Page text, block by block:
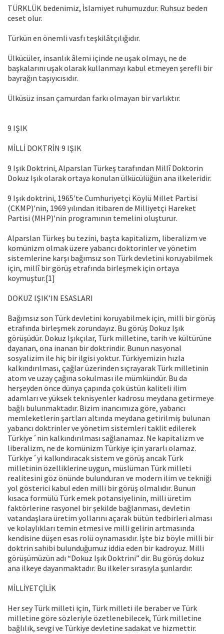
TÜRKLÜK bedenimiz, İslamiyet ruhumuzdur. Ruhsuz beden
ceset olur.
Türkün en önemli vasfı teşkilâtçılığıdır.
Ülkücüler, insanlık âlemi içinde ne uşak olmayı, ne de
başkalarını uşak olarak kullanmayı kabul etmeyen şerefli bir
bayrağın taşıyıcısıdır.
Ülküsüz insan çamurdan farkı olmayan bir varlıktır.
9 IŞIK
MİLLİ DOKTRİN 9 IŞIK
9 Işık Doktrini, Alparslan Türkeş tarafından Millî Doktorin
Dokuz Işık olarak ortaya konulan ülkücülüğün ana ilkeleridir.
9 Işık doktrini, 1965'te Cumhuriyetçi Köylü Millet Partisi
(CKMP)'nin, 1969 yılından itibaren de Milliyetçi Hareket
Partisi (MHP)'nin programının temelini oluşturur.
Alparslan Türkeş bu tezini, başta kapitalizm, liberalizm ve
komünizm olmak üzere yabancı doktorinler ve yönetim
sistemlerine karşı bağımsız son Türk devletini koruyabilmek
için, millî bir görüş etrafında birleşmek için ortaya
koymuştur.[1]
DOKUZ IŞIK’IN ESASLARI
Bağımsız son Türk devletini koruyabilmek için, milli bir görüş
etrafında birleşmek zorundayız. Bu görüş Dokuz Işık
görüşüdür. Dokuz Işıkçılar, Türk milletine, tarih ve kültürüne
dayanan, ona inanan bir doktrindir. Bunun nasyonal
sosyalizim ile hiç bir ilgisi yoktur. Türkiyemizin hızla
kalkındırılması, çağlar üzerinden sıçrayarak Türk milletinin
atom ve uzay çağına sokulması ile mümkündür. Bu da
herşeyden önce dünya çapında çok üstün kaliteli ilim
adamları ve yüksek teknisyenler kadrosu meydana getirmeye
bağlı bulunmaktadır. Bizim inancımıza göre, yabancı
memleketlerin şartları altında meydana getirilmiş bulunan
yabancı doktrinler ve yönetim sistemleri taklit edilerek
Türkiye´nin kalkındırılması sağlanamaz. Ne kapitalizm ve
liberalizm, ne de komünizm Türkiye için yararlı olamaz.
Türkiye´yi kalkındıracak sistem ve görüş ancak Türk
milletinin özelliklerine uygun, müslüman Türk milleti
realitesini göz önünde bulunduran ve modern ilim ve tekniği
yol gösterici kabul eden milli bir görüş olmalıdır. Bunun
kısaca formülü Türk emek potansiyelinin, milli üretim
faktörlerine rasyonel bir şekilde bağlanması, devletin
vatandaşlara üretim yollarını açarak bütün tedbirleri alması
ve kolaylıkları temin etmesi ve milli gelirin artmasında
kendisine düşen esas rolü oynamasıdır. İşte biz böyle milli bir
doktrin sahibi bulunduğumuz iddia eden bir kadroyuz. Milli
görüşümüzün adı “Dokuz Işık Doktrini” dir. Bu görüş dokuz
ana ilkeye dayanmaktadır. Bu ilkeler sırasıyla şunlardır:
MİLLİYETÇİLİK
Her sey Türk milleti için, Türk milleti ile beraber ve Türk
milletine göre sözleriyle özetlenebilecek, Türk milletine
bağlılık, sevgi ve Türkiye devletine sadakat ve hizmettir.